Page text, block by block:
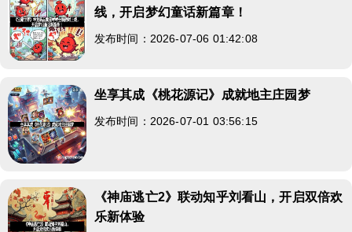
线，开启梦幻童话新篇章！
发布时间：2026-07-06 01:42:08
坐享其成《桃花源记》成就地主庄园梦
发布时间：2026-07-01 03:56:15
《神庙逃亡2》联动知乎刘看山，开启双倍欢
乐新体验